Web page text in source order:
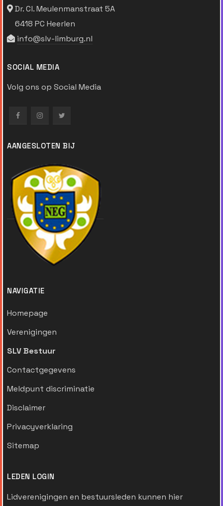
Dr. Cl. Meulenmanstraat 5A
6418 PC Heerlen
info@slv-limburg.nl
SOCIAL MEDIA
Volg ons op Social Media
AANGESLOTEN BIJ
NAVIGATIE
Homepage
Verenigingen
SLV Bestuur
Contactgegevens
Meldpunt discriminatie
Disclaimer
Privacyverklaring
Sitemap
LEDEN LOGIN
Lidverenigingen en bestuursleden kunnen hier